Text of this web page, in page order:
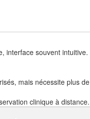
interface souvent intuitive.
mais nécessite plus de
clinique à distance.